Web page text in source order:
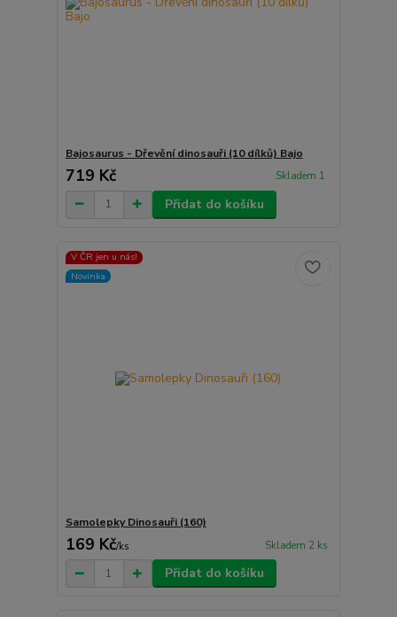
Bajosaurus - Dřevění dinosauři (10 dílků) Bajo
719 Kč Skladem 1
Přidat do košíku
V ČR jen u nás!
Novinka
Samolepky Dinosauři (160)
169 Kč/ks Skladem 2 ks
Přidat do košíku